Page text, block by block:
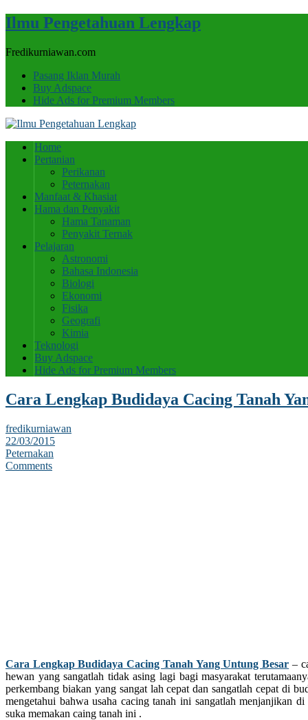
Ilmu Pengetahuan Lengkap
Fredikurniawan.com
Pasang Iklan Murah
Buy Adspace
Hide Ads for Premium Members
Home
Pertanian
Perikanan
Peternakan
Manfaat & Khasiat
Hama dan Penyakit
Hama Tanaman
Penyakit Ternak
Pelajaran
Astronomi
Bahasa Indonesia
Biologi
Ekonomi
Fisika
Geografi
Kimia
Teknologi
Buy Adspace
Hide Ads for Premium Members
Cara Lengkap Budidaya Cacing Tanah
fredikurniawan
22/03/2015
Peternakan
Comments
Cara Lengkap Budidaya Cacing Tanah Yang Untung Besar –
hewan yang sangatlah tidak asing lagi bagi masyarakat
perkembang biakan yang sangat lah cepat dan sangatlah cepat di
mengetahui bahwa usaha cacing tanah ini sangatlah menjanjikan
suka memakan caing tanah ini .